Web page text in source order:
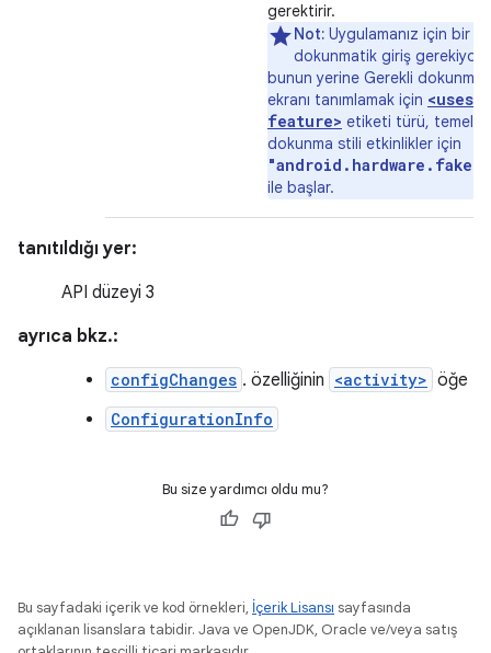
gerektirir.
Not: Uygulamanız için bir
dokunmatik giriş
bunun yerine Gerekli
ekranı tanımlamak için <uses-
feature> etiketi türü, temel
dokunma stili etkinlikler için
ile başlar.
tanıtıldığı yer:
API düzeyi 3
ayrıca bkz.:
configChanges . özelliğinin <activity> öğe
ConfigurationInfo
Bu size yardımcı oldu mu?
Bu sayfadaki içerik ve kod örnekleri, İçerik Lisansı sayfasında
açıklanan lisanslara tabidir. Java ve OpenJDK, Oracle ve/veya satış